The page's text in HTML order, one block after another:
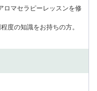
ロマセラピーレッスンを修
度の知識をお持ちの方。